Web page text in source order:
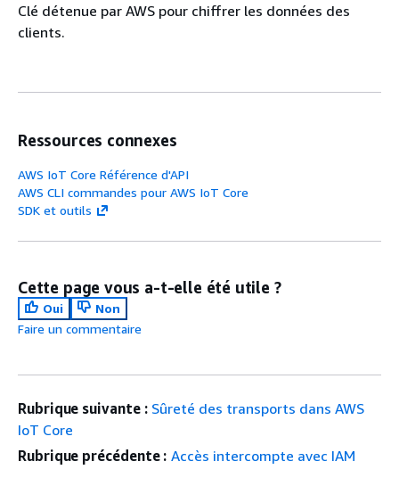
Clé détenue par AWS pour chiffrer les données des
clients.
Ressources connexes
AWS IoT Core Référence d'API
AWS CLI commandes pour AWS IoT Core
SDK et outils
Cette page vous a-t-elle été utile ?
Oui
Non
Faire un commentaire
Rubrique suivante : Sûreté des transports dans AWS
IoT Core
Rubrique précédente : Accès intercompte avec IAM